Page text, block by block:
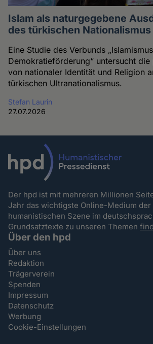
Islam als naturgegebene
des türkischen Nationalismus
Eine Studie des Verbunds
Demokratieförderung“ untersucht
von nationaler Identität und Religion
türkischen Ultranationalismus.
Stefan Laurin
27.07.2026
Der hpd ist mit mehreren Millionen
Jahr das wichtigste Online-Medium
humanistischen Szene im
Grundsatztexte zu unseren Themen
Über den hpd
Über uns
Redaktion
Trägerverein
Spenden
Impressum
Datenschutz
Werbung
Cookie-Einstellungen